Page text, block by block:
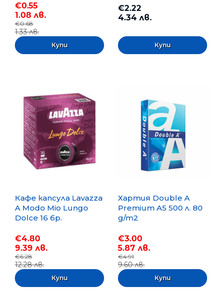
€0.55
1.08 лв.
€0.68
1.33 лв.
€2.22
4.34 лв.
Кафе капсула Lavazza
A Modo Mio Lungo
Dolce 16 бр.
€4.80
9.39 лв.
€6.28
12.28 лв.
Хартия Double A
Premium A5 500 л. 80
g/m2
€3.00
5.87 лв.
€4.91
9.60 лв.